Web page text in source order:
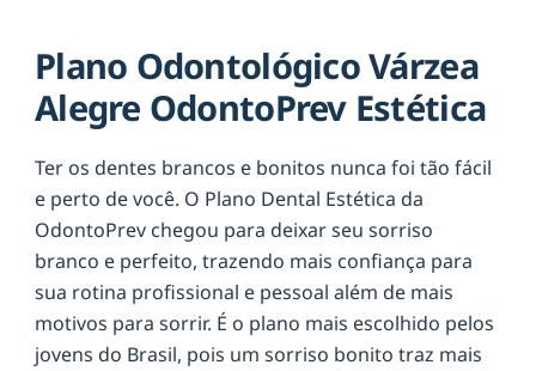
Plano Odontológico Várzea
Alegre OdontoPrev Estética
Ter os dentes brancos e bonitos nunca foi tão fácil
e perto de você. O Plano Dental Estética da
OdontoPrev chegou para deixar seu sorriso
branco e perfeito, trazendo mais confiança para
sua rotina profissional e pessoal além de mais
motivos para sorrir. É o plano mais escolhido pelos
jovens do Brasil, pois um sorriso bonito traz mais